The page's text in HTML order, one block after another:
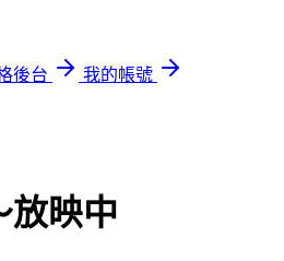
後台
我的帳號
放映中